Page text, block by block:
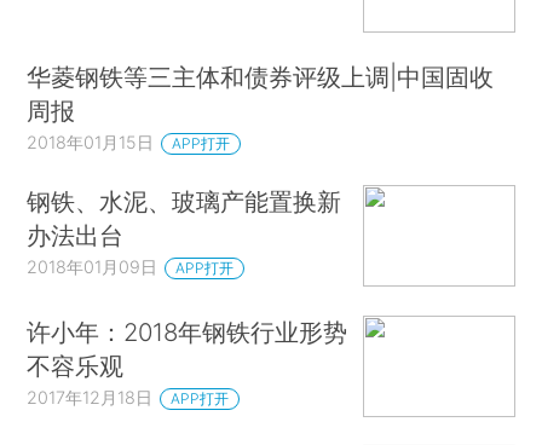
华菱钢铁等三主体和债券评级上调|中国固收
周报
2018年01月15日 APP打开
钢铁、水泥、玻璃产能置换新
办法出台
2018年01月09日 APP打开
许小年：2018年钢铁行业形势
不容乐观
2017年12月18日 APP打开